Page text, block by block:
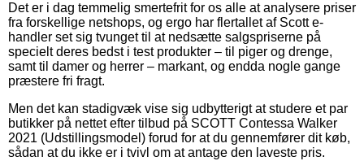
Det er i dag temmelig smertefrit for os alle at analysere priser
fra forskellige netshops, og ergo har flertallet af Scott e-
handler set sig tvunget til at nedsætte salgspriserne på
specielt deres bedst i test produkter – til piger og drenge,
samt til damer og herrer – markant, og endda nogle gange
præstere fri fragt.
Men det kan stadigvæk vise sig udbytterigt at studere et par
butikker på nettet efter tilbud på SCOTT Contessa Walker
2021 (Udstillingsmodel) forud for at du gennemfører dit køb,
sådan at du ikke er i tvivl om at antage den laveste pris.